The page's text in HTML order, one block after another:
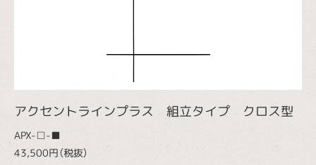
アクセントラインプラス 組立タイプ クロス型
APX-□-■
43,500円（税抜）